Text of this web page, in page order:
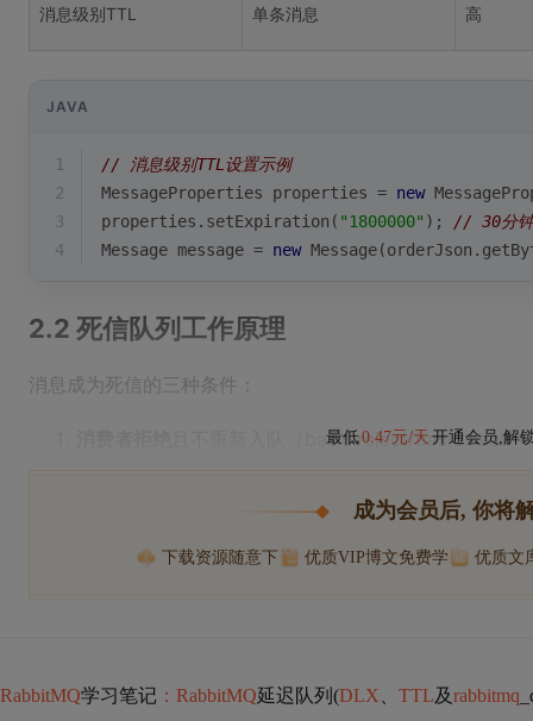
消息级别TTL 单条消息 高
JAVA
1
// 消息级别TTL设置示例
2
MessageProperties properties = new
3
properties.setExpiration( "1800000" ); // 30分钟
4
Message message = new
2.2 死信队列工作原理
消息成为死信的三种条件：
且不重新入队（basic.reject/basic.nack
最低0.47元/天 开通会员,解
成为会员后, 你将
下载资源随意下 优质VIP博文免费学 优质文
RabbitMQ学习笔记 ：RabbitMQ延迟队列(DLX TTL及rabbitmq